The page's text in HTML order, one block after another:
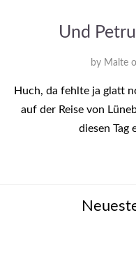
Und
by Malte
Huch, da fehlte ja glatt
auf der Reise von
diesen Tag